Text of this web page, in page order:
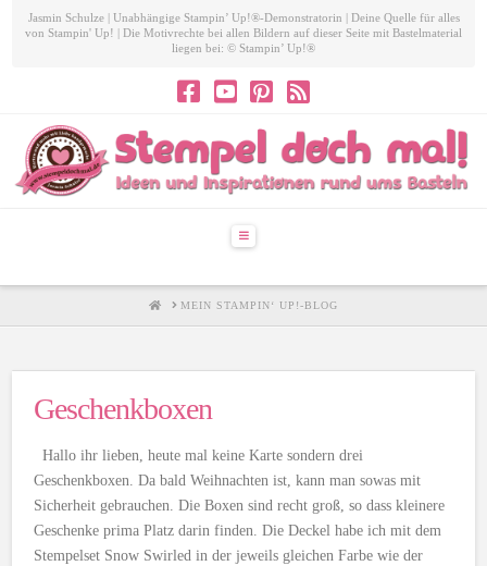
Jasmin Schulze | Unabhängige Stampin’ Up!®-Demonstratorin | Deine Quelle für alles
von Stampin' Up! | Die Motivrechte bei allen Bildern auf dieser Seite mit Bastelmaterial
liegen bei: © Stampin’ Up!®
Navigation
HOMEMEIN STAMPIN‘ UP!-BLOG
Geschenkboxen
Hallo ihr lieben, heute mal keine Karte sondern drei
Geschenkboxen. Da bald Weihnachten ist, kann man sowas mit
Sicherheit gebrauchen. Die Boxen sind recht groß, so dass kleinere
Geschenke prima Platz darin finden. Die Deckel habe ich mit dem
Stempelset Snow Swirled in der jeweils gleichen Farbe wie der